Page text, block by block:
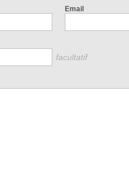
Email
facultatif